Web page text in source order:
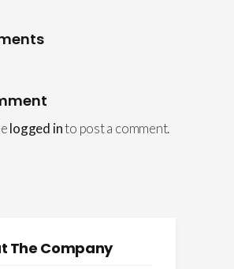
logged into post a comment.
The Company